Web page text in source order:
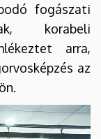
fogászati
korabeli
arra,
az